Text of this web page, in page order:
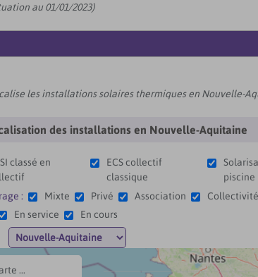
au 01/01/2023)
les installations solaires thermiques en Nouvelle-
des installations en Nouvelle-Aquitaine
classé en
ECS collectif
classique
piscine
:
Mixte Privé Association
En service
En cours
...